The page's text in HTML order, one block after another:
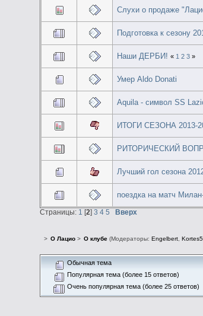
Слухи о продаже
Подготовка к сезону
Наши ДЕРБИ! « 1 2 3»
Умер Aldo Donati
Aquila - символ SS
ИТОГИ СЕЗОНА 2013-
РИТОРИЧЕСКИЙ
Лучший гол сезона
поездка на матч
Страницы: 1 [2]3 4 5 Вверх
> О Лацио> О клубе(Модераторы: Engelbert,
Обычная тема
Популярная тема (более 15 ответов)
Очень популярная тема (более 25 ответов)